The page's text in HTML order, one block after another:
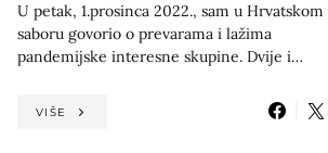
U petak, 1.prosinca 2022., sam u Hrvatskom
saboru govorio o prevarama i lažima
pandemijske interesne skupine. Dvije i…
VIŠE